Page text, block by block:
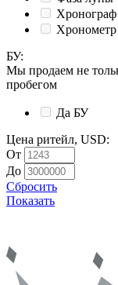
Хронограф
Хронометр
БУ:
Мы продаем не
пробегом
Да БУ
Цена ритейл, USD:
От
До
Сбросить
Показать